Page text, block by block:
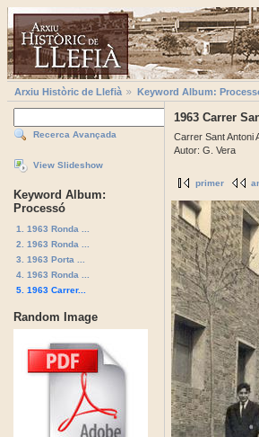
Arxiu Històric de Llefià Keyword Album:
Recerca Avançada
View Slideshow
Keyword Album:
Processó
1. 1963 Ronda ...
2. 1963 Ronda ...
3. 1963 Porta ...
4. 1963 Ronda ...
5. 1963 Carrer...
Random Image
1963 Carrer
Carrer Sant Antoni
Autor: G. Vera
primer